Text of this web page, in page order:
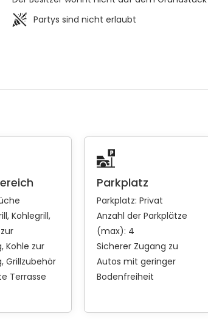
Partys sind nicht erlaubt
Kohlegrill
Kohle zur
Grillzubehör
Terrasse
Parkplatz
Parkplatz:Privat
Anzahl der Parkplätze
(max): 4
Sicherer Zugang zu
Autos mit geringer
Bodenfreiheit